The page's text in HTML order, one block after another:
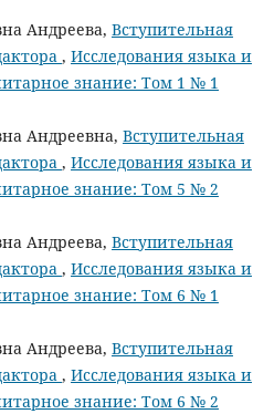
Андреева, Вступительная
, Исследования языка и
знание: Том 1 № 1
Андреевна, Вступительная
, Исследования языка и
знание: Том 5 № 2
Андреева, Вступительная
, Исследования языка и
знание: Том 6 № 1
Андреева, Вступительная
, Исследования языка и
знание: Том 6 № 2